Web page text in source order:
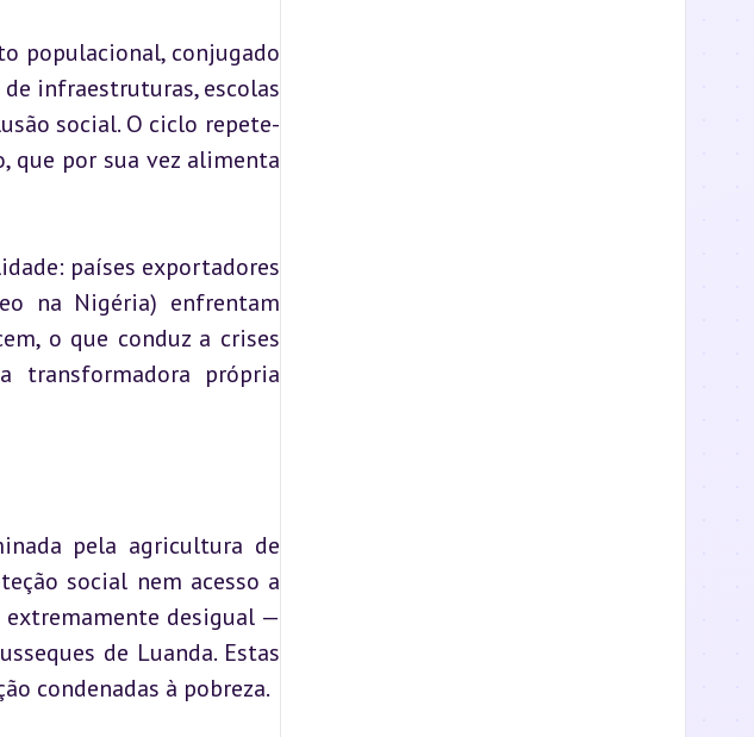
populacional, conjugado
infraestruturas, escolas
social. O ciclo repete-
que por sua vez alimenta
países exportadores
na Nigéria) enfrentam
o que conduz a crises
transformadora própria
pela agricultura de
social nem acesso a
desigual —
de Luanda. Estas
condenadas à pobreza.